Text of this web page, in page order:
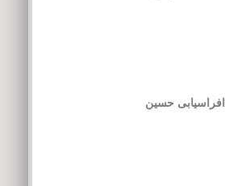
افراسیابی حسین